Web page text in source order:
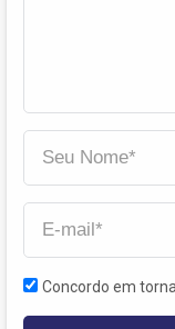
Concordo em